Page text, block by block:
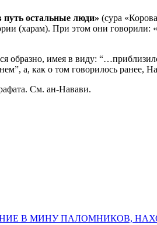
путь остальные люди» (сура
(харам). При этом они
образно, имея в виду:
а, как о том говорилось ранее,
См. ан-Навави.
В МИНУ ПАЛОМНИКОВ,